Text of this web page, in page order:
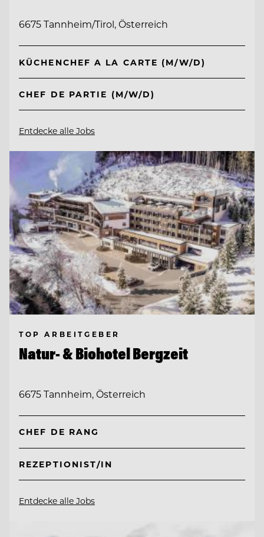
6675 Tannheim/Tirol, Österreich
KÜCHENCHEF A LA CARTE (M/W/D)
CHEF DE PARTIE (M/W/D)
Entdecke alle Jobs
TOP ARBEITGEBER
Natur- & Biohotel Bergzeit
6675 Tannheim, Österreich
CHEF DE RANG
REZEPTIONIST/IN
Entdecke alle Jobs